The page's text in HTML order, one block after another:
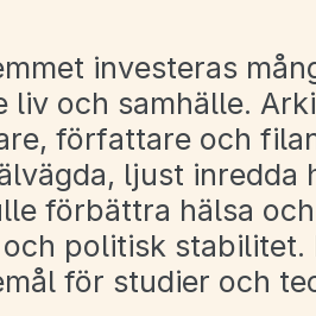
investeras
liv och samhälle.
författare och
ljust inredda
förbättra hälsa
politisk stabilitet.
för studier och